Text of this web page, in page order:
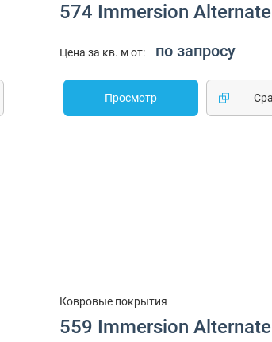
574 Immersion Alternate
Цена за кв. м от: по запросу
Просмотр
Ковровые покрытия
559 Immersion Alternate